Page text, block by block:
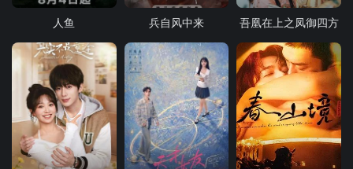
人鱼 兵自风中来 吾凰在上之凤御四方